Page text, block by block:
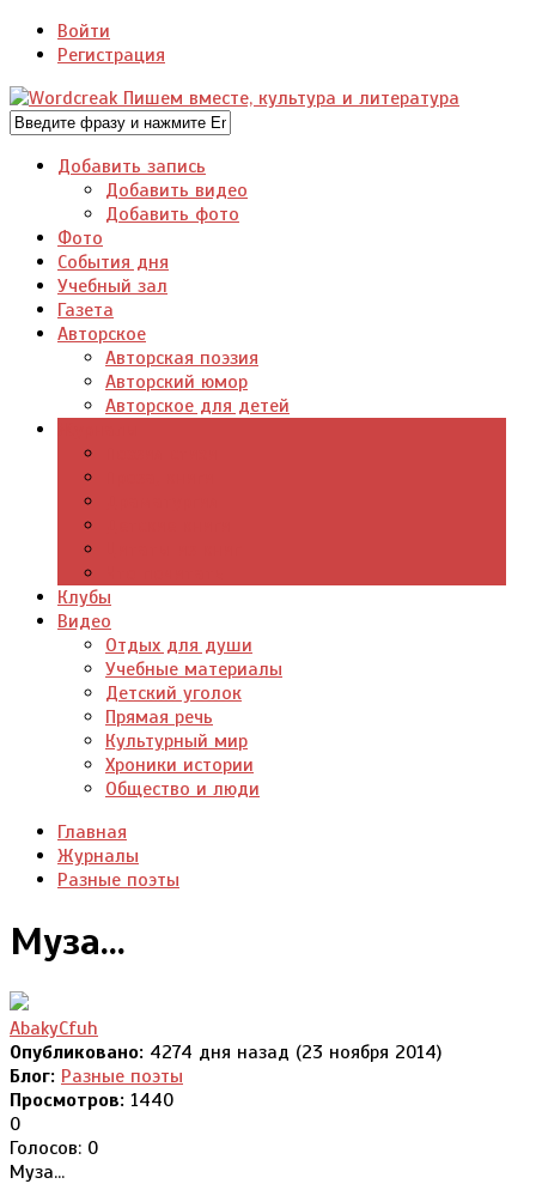
Войти
Регистрация
Добавить запись
Добавить видео
Добавить фото
Фото
События дня
Учебный зал
Газета
Авторское
Авторская поэзия
Авторский юмор
Авторское для детей
Клубы
Видео
Отдых для души
Учебные материалы
Детский уголок
Прямая речь
Культурный мир
Хроники истории
Общество и люди
Главная
Журналы
Разные поэты
Муза...
AbakyCfuh
Опубликовано: 4274 дня назад (23 ноября 2014)
Блог: Разные поэты
Просмотров: 1440
0
Голосов: 0
Муза...